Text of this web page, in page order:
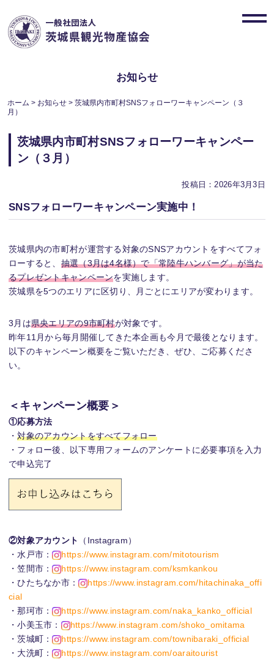
content
お知らせ
ホーム > お知らせ >茨城県内市町村SNSフォローワーキャンペーン（３
月）
茨城県内市町村SNSフォローワーキャンペー
ン（３月）
投稿日：2026年3月3日
SNSフォローワーキャンペーン実施中！
茨城県内の市町村が運営する対象のSNSアカウントをすべてフォ
ローすると、 抽選（3月は4名様）で「常陸牛ハンバーグ」が当た
るプレゼントキャンペーンを実施します。
茨城県を5つのエリアに区切り、月ごとにエリアが変わります。
3月は県央エリアの9市町村が対象です。
昨年11月から毎月開催してきた本企画も今月で最後となります。
以下のキャンペーン概要をご覧いただき、ぜひ、ご応募くださ
い。
＜キャンペーン概要＞
①応募方法
・対象のアカウントをすべてフォロー
・フォロー後、以下専用フォームのアンケートに必要事項を入力
で申込完了
②対象アカウント
（Instagram）
・水戸市：
https://www.instagram.com/mitotourism
・笠間市：
https://www.instagram.com/ksmkankou
・ひたちなか市：
https://www.instagram.com/hitachinaka_offi
cial
・那珂市：
https://www.instagram.com/naka_kanko_official
・小美玉市：
https://www.instagram.com/shoko_omitama
・茨城町：
https://www.instagram.com/townibaraki_official
・大洗町：
https://www.instagram.com/oaraitourist